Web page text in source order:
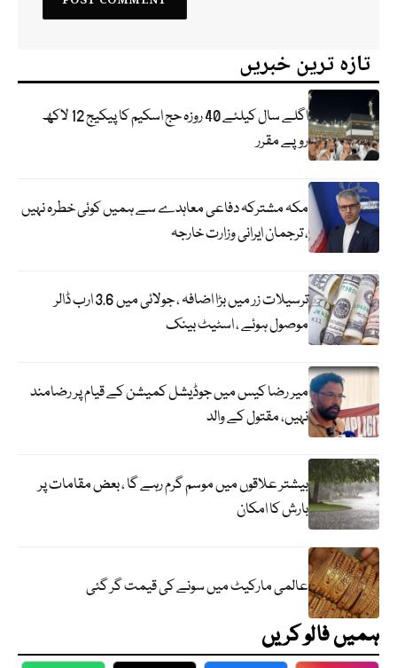
تازہ ترین خبریں
اگلے سال کیلئے 40 روزہ حج اسکیم کا پیکیج 12 لاکھ
روپے مقرر
مکہ مشترکہ دفاعی معاہدے سے ہمیں کوئی خطرہ نہیں
، ترجمان ایرانی وزارت خارجہ
ترسیلات زر میں بڑا اضافہ ، جولائی میں 3.6 ارب ڈالر
موصول ہوئے ، اسٹیٹ بینک
میر رضا کیس میں جوڈیشل کمیشن کے قیام پر رضامند
نہیں، مقتول کے والد
بیشتر علاقوں میں موسم گرم رہے گا ، بعض مقامات پر
بارش کا امکان
عالمی مارکیٹ میں سونے کی قیمت گر گئی
ہمیں فالو کریں